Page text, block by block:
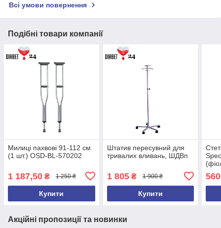
Всі умови повернення
Подібні товари компанії
Милиці пахвові 91-112 см
(1 шт.) OSD-BL-570202
1 187,50 ₴ 1 250 ₴
Купити
Штатив пересувний для
тривалих вливань, ШДВп
1 805₴ 1 900 ₴
Купити
Акційні пропозиції та новинки